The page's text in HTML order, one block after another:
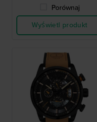
Porównaj
Wyświetl produkt